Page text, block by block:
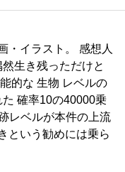
・イラスト。 感想人
生き残っただけと
的な 生物 レベルの
確率10の40000乗
レベルが本件の上流
という勧めには乗ら